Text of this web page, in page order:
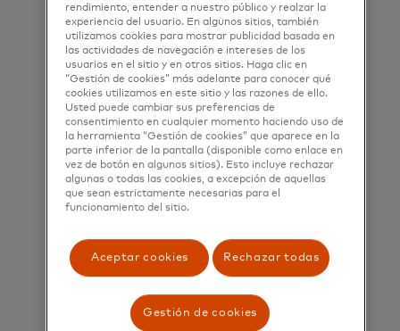
Tarjetas Mastercard
prepago
rendimiento, entender a nuestro público y realzar la
experiencia del usuario. En algunos sitios, también
utilizamos cookies para mostrar publicidad basada en
las actividades de navegación e intereses de los
usuarios en el sitio y en otros sitios. Haga clic en
“Gestión de cookies” más adelante para conocer qué
cookies utilizamos en este sitio y las razones de ello.
Usted puede cambiar sus preferencias de
consentimiento en cualquier momento haciendo uso de
la herramienta “Gestión de cookies” que aparece en la
parte inferior de la pantalla (disponible como enlace en
vez de botón en algunos sitios). Esto incluye rechazar
algunas o todas las cookies, a excepción de aquellas
que sean estrictamente necesarias para el
funcionamiento del sitio.
Aceptar cookies Rechazar todas
Gestión de cookies